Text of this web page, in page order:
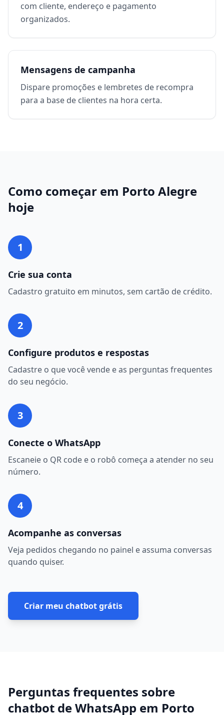
com cliente, endereço e pagamento
organizados.
Mensagens de campanha
Dispare promoções e lembretes de recompra
para a base de clientes na hora certa.
Como começar em Porto Alegre
hoje
1
Crie sua conta
Cadastro gratuito em minutos, sem cartão de crédito.
2
Configure produtos e respostas
Cadastre o que você vende e as perguntas frequentes
do seu negócio.
3
Conecte o WhatsApp
Escaneie o QR code e o robô começa a atender no seu
número.
4
Acompanhe as conversas
Veja pedidos chegando no painel e assuma conversas
quando quiser.
Criar meu chatbot grátis
Perguntas frequentes sobre
chatbot de WhatsApp em Porto